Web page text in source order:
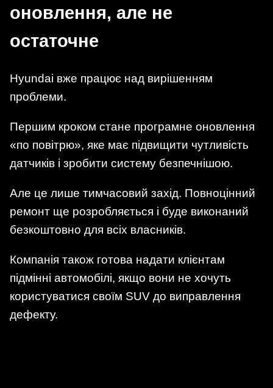
оновлення, але не
остаточне
Hyundai вже працює над вирішенням
проблеми.
Першим кроком стане програмне оновлення
«по повітрю», яке має підвищити чутливість
датчиків і зробити систему безпечнішою.
Але це лише тимчасовий захід. Повноцінний
ремонт ще розробляється і буде виконаний
безкоштовно для всіх власників.
Компанія також готова надати клієнтам
підмінні автомобілі, якщо вони не хочуть
користуватися своїм SUV до виправлення
дефекту.